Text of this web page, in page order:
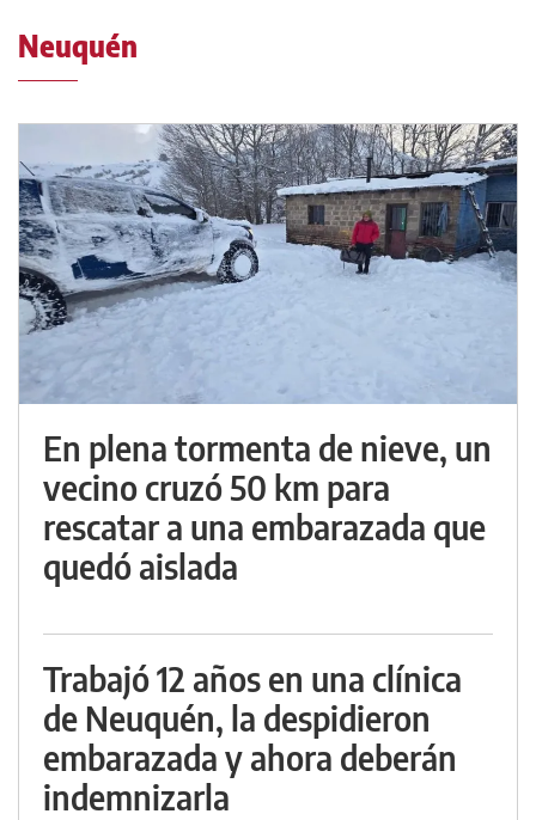
Neuquén
En plena tormenta de nieve, un
vecino cruzó 50 km para
rescatar a una embarazada que
quedó aislada
Trabajó 12 años en una clínica
de Neuquén, la despidieron
embarazada y ahora deberán
indemnizarla